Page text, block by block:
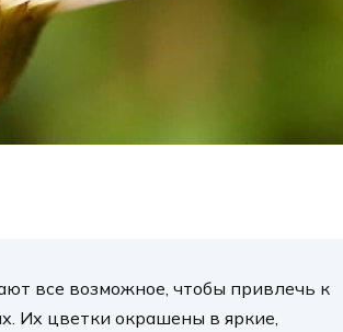
все возможное, чтобы привлечь к
Их цветки окрашены в яркие,